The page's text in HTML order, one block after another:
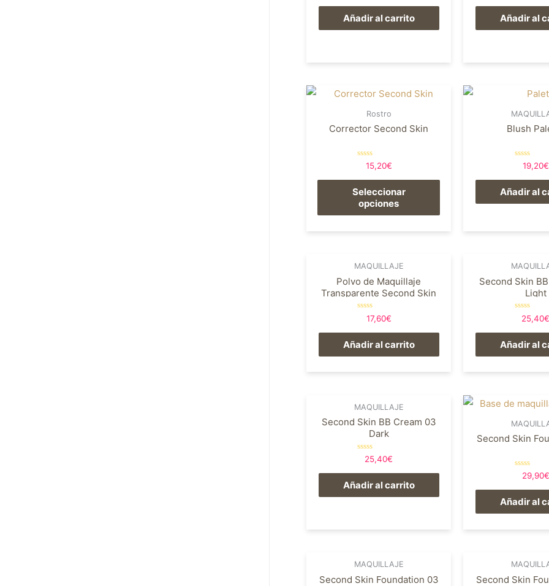
0
de
5
Añadir al carrito
0
de
5
Añadir al
Rostro
Corrector Second Skin
Valorado
0
de
5
15,20€
Seleccionar
opciones
Blush
Valorado
0
de
5
19,20€
Añadir al
MAQUILLAJE
Polvo de Maquillaje
Transparente Second Skin
Valorado
0
5
17,60€
Añadir al carrito
Second Skin
Light
Valorado
en
0
5
25,40€
Añadir al
MAQUILLAJE
Second Skin BB Cream 03
Dark
Valorado
0
de
5
25,40€
Añadir al carrito
Second Skin
Valorado
0
de
5
29,90€
Añadir al
MAQUILLAJE
Second Skin Foundation 03 Second Skin